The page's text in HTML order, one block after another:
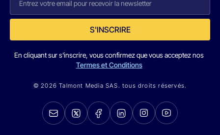
S'INSCRIRE
En cliquant sur s'inscrire, vous confirmez que vous acceptez nos
Termes et Conditions
© 2026 Talmont Media SAS. tous droits réservés.